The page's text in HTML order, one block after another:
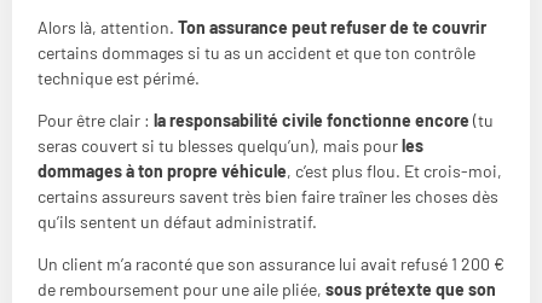
Alors là, attention. Ton assurance peut refuser de te couvrir
certains dommages si tu as un accident et que ton contrôle
technique est périmé.
Pour être clair : la responsabilité civile fonctionne encore (tu
seras couvert si tu blesses quelqu’un), mais pourles
dommages à ton propre véhicule, c’est plus flou. Et crois-moi,
certains assureurs savent très bien faire traîner les choses dès
qu’ils sentent un défaut administratif.
Un client m’a raconté que son assurance lui avait refusé 1 200 €
de remboursement pour une aile pliée, sous prétexte que son